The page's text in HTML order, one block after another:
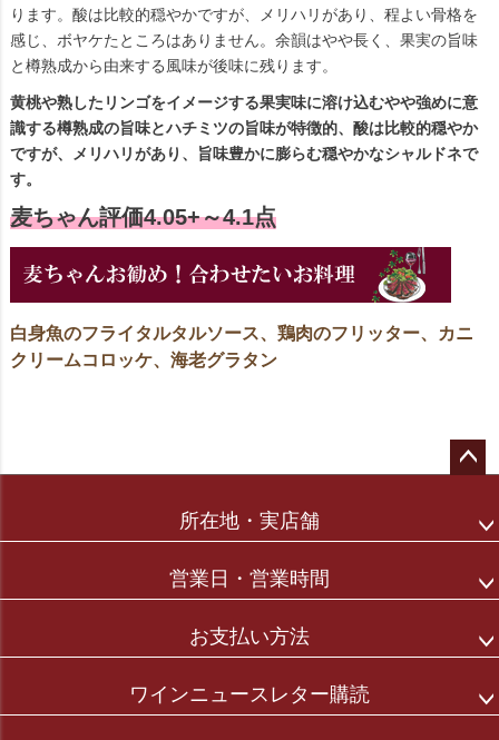
ります。酸は比較的穏やかですが、メリハリがあり、程よい骨格を
感じ、ボヤケたところはありません。余韻はやや長く、果実の旨味
と樽熟成から由来する風味が後味に残ります。
黄桃や熟したリンゴをイメージする果実味に溶け込むやや強めに意
識する樽熟成の旨味とハチミツの旨味が特徴的、酸は比較的穏やか
ですが、メリハリがあり、旨味豊かに膨らむ穏やかなシャルドネで
す。
麦ちゃん評価4.05+～4.1点
白身魚のフライタルタルソース、鶏肉のフリッター、カニ
クリームコロッケ、海老グラタン
所在地・実店舗
営業日・営業時間
お支払い方法
ワインニュースレター購読